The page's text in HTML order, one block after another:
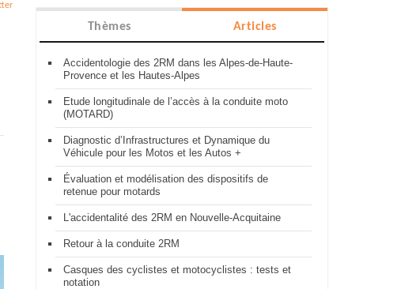
Thèmes Articles
Accidentologie des 2RM dans les Alpes-de-Haute-
Provence et les Hautes-Alpes
Etude longitudinale de l’accès à la conduite moto
(MOTARD)
Diagnostic d’Infrastructures et Dynamique du
Véhicule pour les Motos et les Autos +
Évaluation et modélisation des dispositifs de
retenue pour motards
L'accidentalité des 2RM en Nouvelle-Acquitaine
Retour à la conduite 2RM
Casques des cyclistes et motocyclistes : tests et
notation